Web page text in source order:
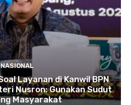
NASIONAL
Layanan di Kanwil BPN
Nusron: Gunakan Sudut
Masyarakat